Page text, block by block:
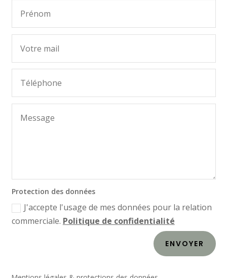
Protection des données
J'accepte l'usage de mes données pour la relation
commerciale. Politique de confidentialité
ENVOYER